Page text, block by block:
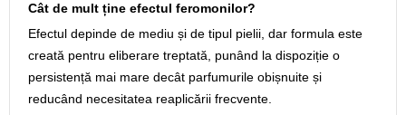
Cât de mult ține efectul feromonilor?
Efectul depinde de mediu și de tipul pielii, dar formula este
creată pentru eliberare treptată, punând la dispoziție o
persistență mai mare decât parfumurile obișnuite și
reducând necesitatea reaplicării frecvente.